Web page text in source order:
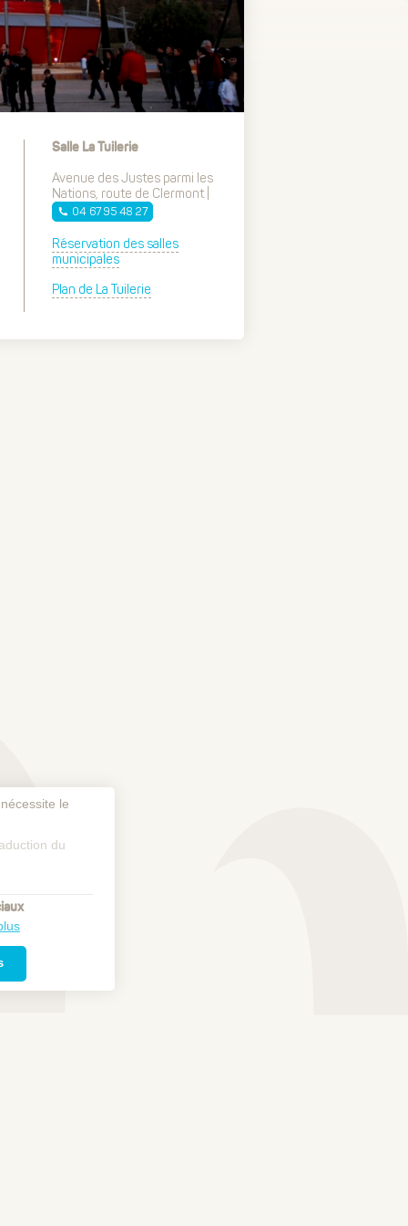
le
du
Salle La Tuilerie
Avenue des Justes parmi les
Nations, route de Clermont |
04 67 95 48 27
Réservation des salles
municipales
Plan de La Tuilerie